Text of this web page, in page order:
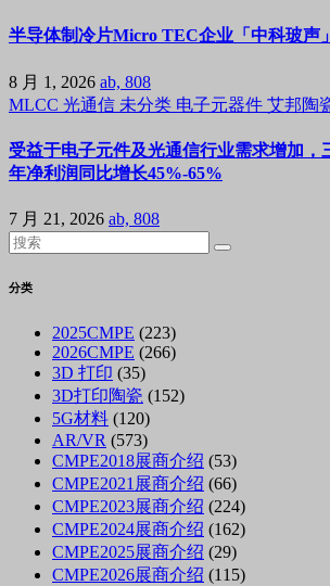
半导体制冷片Micro TEC企业「中科玻声
8 月 1, 2026 ab, 808
MLCC 光通信 未分类 电子元器件 艾邦陶
受益于电子元件及光通信行业需求增加，
年净利润同比增长45%-65%
7 月 21, 2026 ab, 808
分类
2025CMPE (223)
2026CMPE (266)
3D 打印 (35)
3D打印陶瓷 (152)
5G材料 (120)
AR/VR (573)
CMPE2018展商介绍 (53)
CMPE2021展商介绍 (66)
CMPE2023展商介绍 (224)
CMPE2024展商介绍 (162)
CMPE2025展商介绍 (29)
CMPE2026展商介绍 (115)